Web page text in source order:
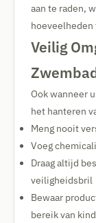
aan te raden,
hoeveelheden
Veilig
Ook wanneer
het hanteren
Meng nooit
Voeg
Draag altijd
veiligheidsbril
Bewaar
bereik van